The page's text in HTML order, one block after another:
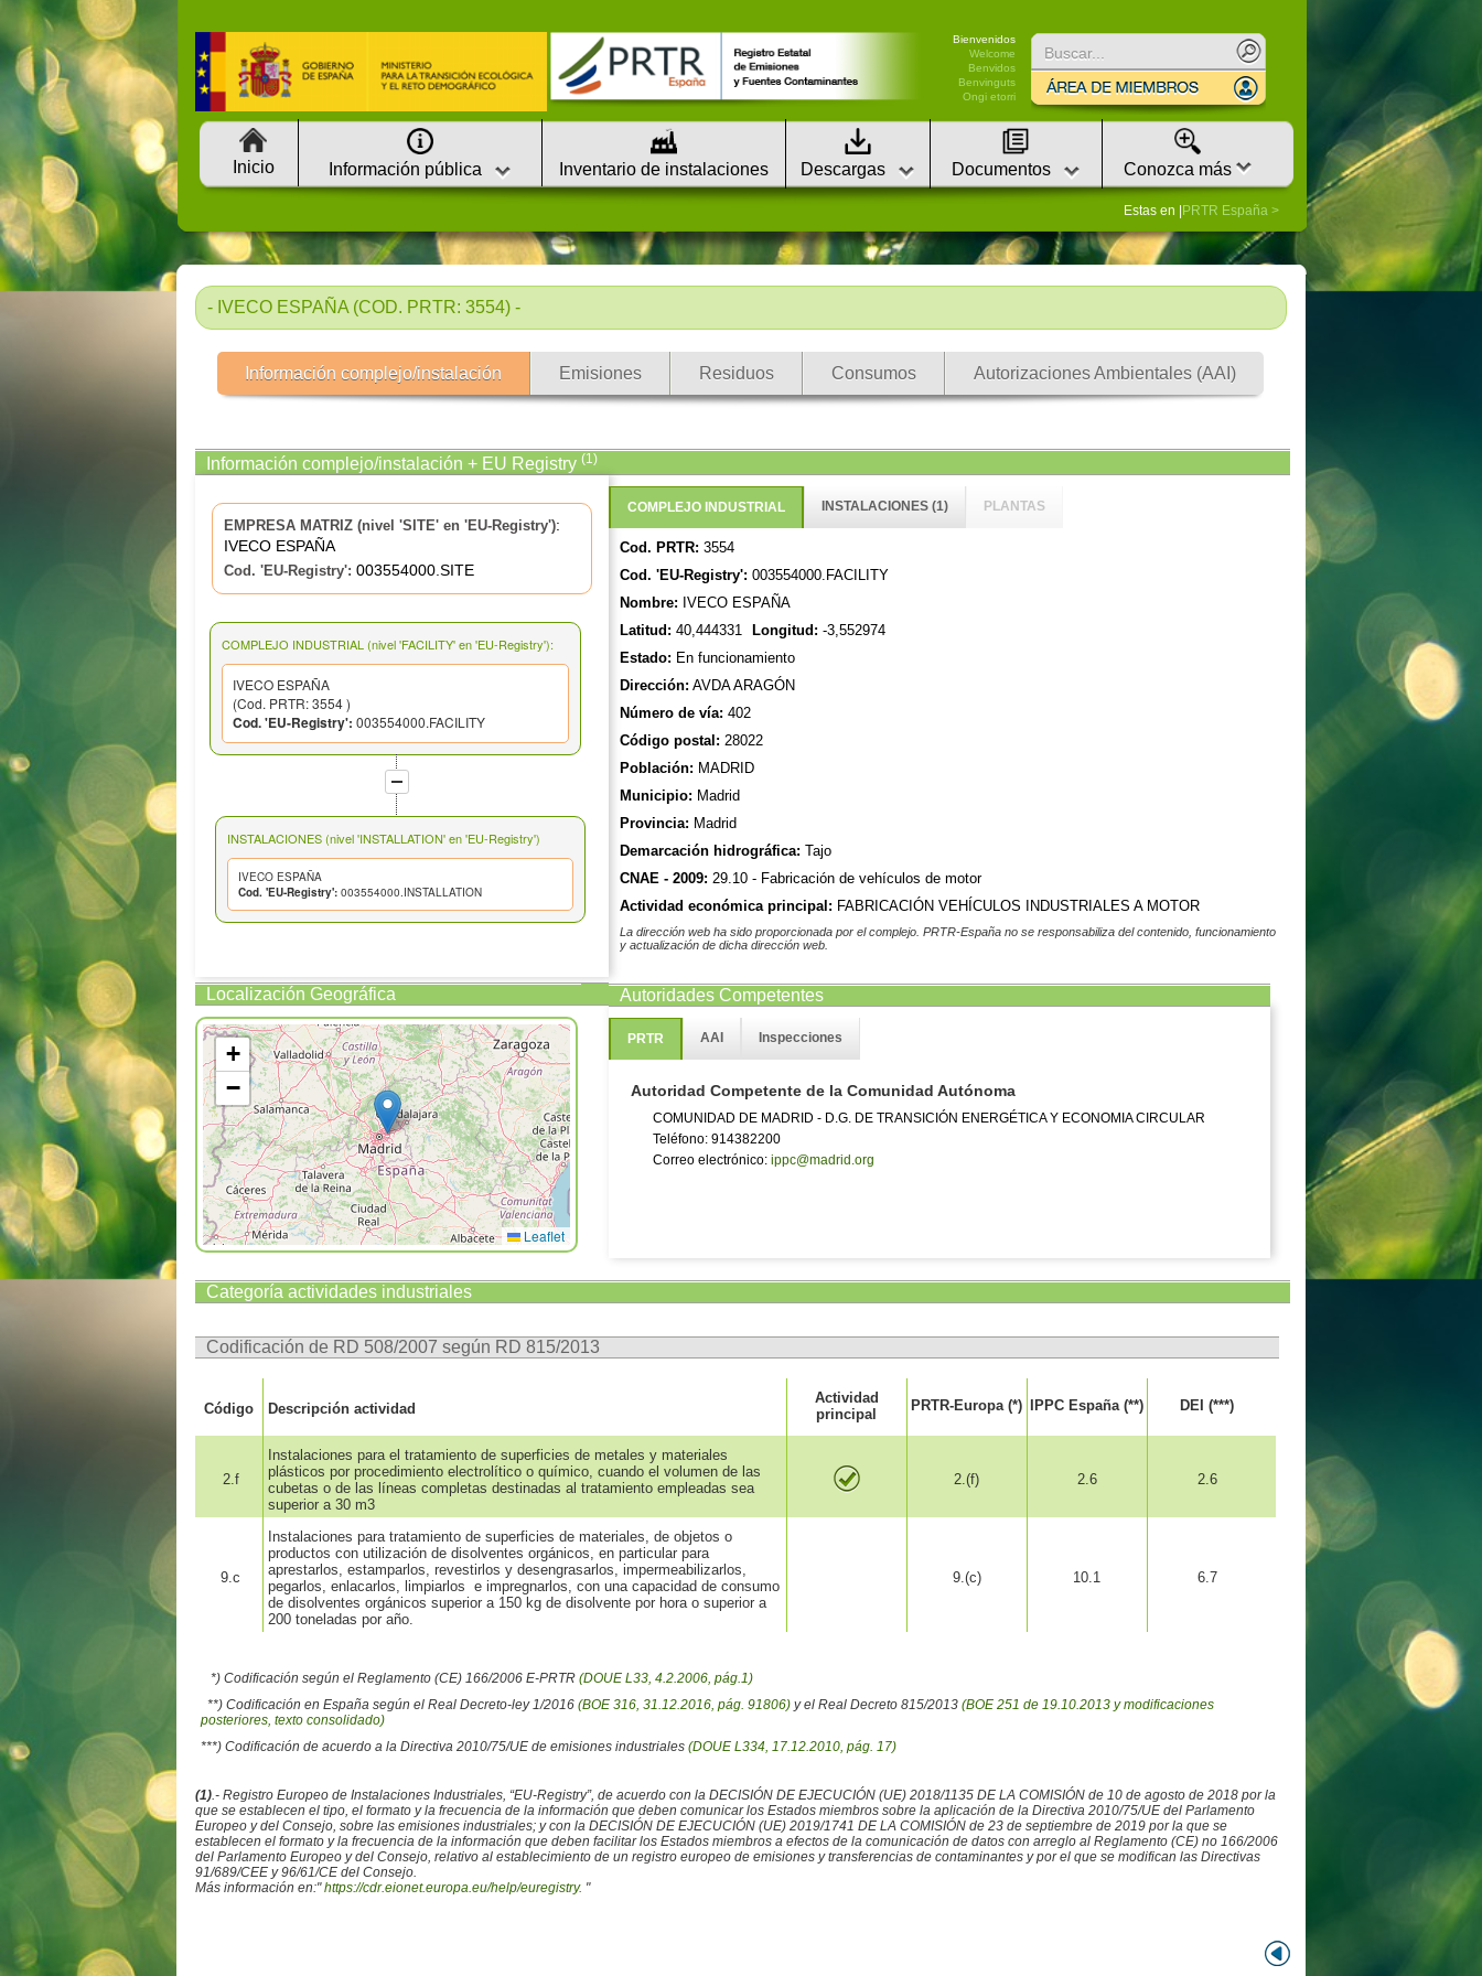
Bienvenidos
Welcome
Benvidos
Benvinguts
Ongi etorri
Inicio Información pública Inventario de instalaciones Descargas Documentos Conozca más
Estas en | PRTR España
- IVECO ESPAÑA (COD. PRTR: 3554) -
Información complejo/instalación Emisiones Residuos Consumos Autorizaciones Ambientales (AAI)
Información complejo/instalación + EU Registry (1)
EMPRESA MATRIZ (nivel 'SITE' en 'EU-Registry'):
IVECO ESPAÑA
Cod. 'EU-Registry': 003554000.SITE
COMPLEJO INDUSTRIAL (nivel 'FACILITY' en 'EU-Registry'):
IVECO ESPAÑA
(Cod. PRTR: 3554 )
Cod. 'EU-Registry': 003554000.FACILITY
INSTALACIONES (nivel 'INSTALLATION' en 'EU-Registry')
IVECO ESPAÑA
Cod. 'EU-Registry':003554000.INSTALLATION
Localización Geográfica
+
−
Leaflet
COMPLEJO INDUSTRIAL INSTALACIONES (1) PLANTAS
Cod. PRTR: 3554
Cod. 'EU-Registry': 003554000.FACILITY
Nombre: IVECO ESPAÑA
Latitud: 40,444331 Longitud: -3,552974
Estado: En funcionamiento
Dirección: AVDA ARAGÓN
Número de vía: 402
Código postal: 28022
Población: MADRID
Municipio: Madrid
Provincia: Madrid
Demarcación hidrográfica: Tajo
CNAE - 2009: 29.10 - Fabricación de vehículos de motor
Actividad económica principal: FABRICACIÓN VEHÍCULOS INDUSTRIALES A MOTOR
La dirección web ha sido proporcionada por el complejo. PRTR-España no se responsabiliza del contenido, funcionamiento
y actualización de dicha dirección web.
Autoridades Competentes
PRTR AAI Inspecciones
Autoridad Competente de la Comunidad Autónoma
COMUNIDAD DE MADRID - D.G. DE TRANSICIÓN ENERGÉTICA Y ECONOMIA CIRCULAR
Teléfono: 914382200
Correo electrónico: ippc@madrid.org
Categoría actividades industriales
Codificación de RD 508/2007 según RD 815/2013
Código Descripción actividad
Actividad
principal
PRTR-Europa (*) IPPC España (**) DEI (***)
2.f
Instalaciones para el tratamiento de superficies de metales y materiales
plásticos por procedimiento electrolítico o químico, cuando el volumen de las
cubetas o de las líneas completas destinadas al tratamiento empleadas sea
superior a 30 m3
2.(f) 2.6 2.6
9.c
Instalaciones para tratamiento de superficies de materiales, de objetos o
productos con utilización de disolventes orgánicos, en particular para
aprestarlos, estamparlos, revestirlos y desengrasarlos, impermeabilizarlos,
pegarlos, enlacarlos, limpiarlos e impregnarlos, con una capacidad de consumo
de disolventes orgánicos superior a 150 kg de disolvente por hora o superior a
200 toneladas por año.
9.(c) 10.1 6.7
*) Codificación según el Reglamento (CE) 166/2006 E-PRTR (DOUE L33, 4.2.2006, pág.1)
**) Codificación en España según el Real Decreto-ley 1/2016 (BOE 316, 31.12.2016, pág. 91806)y el Real Decreto 815/2013 (BOE 251 de 19.10.2013 y modificaciones
posteriores, texto consolidado)
***) Codificación de acuerdo a la Directiva 2010/75/UE de emisiones industriales (DOUE L334, 17.12.2010, pág. 17)
(1).- Registro Europeo de Instalaciones Industriales, “EU-Registry”, de acuerdo con la DECISIÓN DE EJECUCIÓN (UE) 2018/1135 DE LA COMISIÓN de 10 de agosto de 2018 por la
que se establecen el tipo, el formato y la frecuencia de la información que deben comunicar los Estados miembros sobre la aplicación de la Directiva 2010/75/UE del Parlamento
Europeo y del Consejo, sobre las emisiones industriales; y con la DECISIÓN DE EJECUCIÓN (UE) 2019/1741 DE LA COMISIÓN de 23 de septiembre de 2019 por la que se
establecen el formato y la frecuencia de la información que deben facilitar los Estados miembros a efectos de la comunicación de datos con arreglo al Reglamento (CE) no 166/2006
del Parlamento Europeo y del Consejo, relativo al establecimiento de un registro europeo de emisiones y transferencias de contaminantes y por el que se modifican las Directivas
91/689/CEE y 96/61/CE del Consejo.
Más información en:"https://cdr.eionet.europa.eu/help/euregistry. "